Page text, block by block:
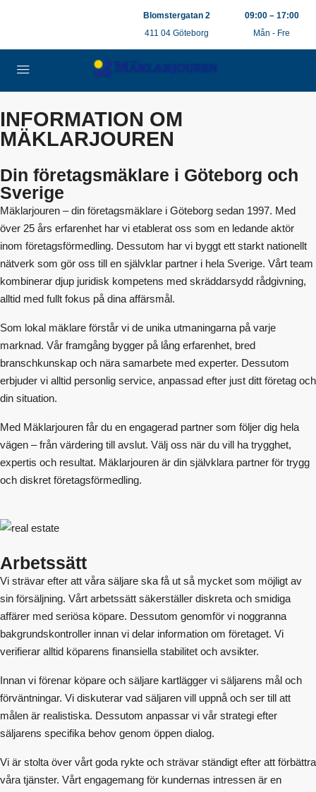
Blomstergatan 2
411 04 Göteborg
09:00 – 17:00
Mån - Fre
INFORMATION OM
MÄKLARJOUREN
Din företagsmäklare i Göteborg och
Sverige
Mäklarjouren – din företagsmäklare i Göteborg sedan 1997. Med
över 25 års erfarenhet har vi etablerat oss som en ledande aktör
inom företagsförmedling. Dessutom har vi byggt ett starkt nationellt
nätverk som gör oss till en självklar partner i hela Sverige. Vårt team
kombinerar djup juridisk kompetens med skräddarsydd rådgivning,
alltid med fullt fokus på dina affärsmål.
Som lokal mäklare förstår vi de unika utmaningarna på varje
marknad. Vår framgång bygger på lång erfarenhet, bred
branschkunskap och nära samarbete med experter. Dessutom
erbjuder vi alltid personlig service, anpassad efter just ditt företag och
din situation.
Med Mäklarjouren får du en engagerad partner som följer dig hela
vägen – från värdering till avslut. Välj oss när du vill ha trygghet,
expertis och resultat. Mäklarjouren är din självklara partner för trygg
och diskret företagsförmedling.
Arbetssätt
Vi strävar efter att våra säljare ska få ut så mycket som möjligt av
sin försäljning. Vårt arbetssätt säkerställer diskreta och smidiga
affärer med seriösa köpare. Dessutom genomför vi noggranna
bakgrundskontroller innan vi delar information om företaget. Vi
verifierar alltid köparens finansiella stabilitet och avsikter.
Innan vi förenar köpare och säljare kartlägger vi säljarens mål och
förväntningar. Vi diskuterar vad säljaren vill uppnå och ser till att
målen är realistiska. Dessutom anpassar vi vår strategi efter
säljarens specifika behov genom öppen dialog.
Vi är stolta över vårt goda rykte och strävar ständigt efter att förbättra
våra tjänster. Vårt engagemang för kundernas intressen är en